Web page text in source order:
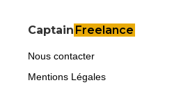
Captain Freelance
Nous contacter
Mentions Légales